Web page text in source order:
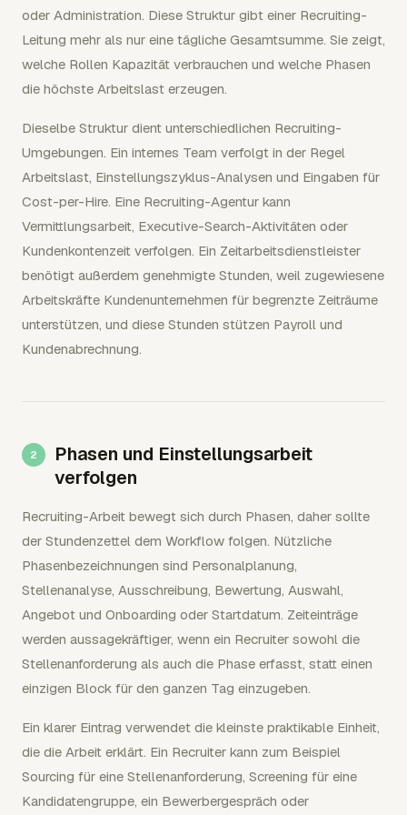
oder Administration. Diese Struktur gibt einer Recruiting-
Leitung mehr als nur eine tägliche Gesamtsumme. Sie zeigt,
welche Rollen Kapazität verbrauchen und welche Phasen
die höchste Arbeitslast erzeugen.
Dieselbe Struktur dient unterschiedlichen Recruiting-
Umgebungen. Ein internes Team verfolgt in der Regel
Arbeitslast, Einstellungszyklus-Analysen und Eingaben für
Cost-per-Hire. Eine Recruiting-Agentur kann
Vermittlungsarbeit, Executive-Search-Aktivitäten oder
Kundenkontenzeit verfolgen. Ein Zeitarbeitsdienstleister
benötigt außerdem genehmigte Stunden, weil zugewiesene
Arbeitskräfte Kundenunternehmen für begrenzte Zeiträume
unterstützen, und diese Stunden stützen Payroll und
Kundenabrechnung.
Phasen und Einstellungsarbeit
verfolgen
Recruiting-Arbeit bewegt sich durch Phasen, daher sollte
der Stundenzettel dem Workflow folgen. Nützliche
Phasenbezeichnungen sind Personalplanung,
Stellenanalyse, Ausschreibung, Bewertung, Auswahl,
Angebot und Onboarding oder Startdatum. Zeiteinträge
werden aussagekräftiger, wenn ein Recruiter sowohl die
Stellenanforderung als auch die Phase erfasst, statt einen
einzigen Block für den ganzen Tag einzugeben.
Ein klarer Eintrag verwendet die kleinste praktikable Einheit,
die die Arbeit erklärt. Ein Recruiter kann zum Beispiel
Sourcing für eine Stellenanforderung, Screening für eine
Kandidatengruppe, ein Bewerbergespräch oder